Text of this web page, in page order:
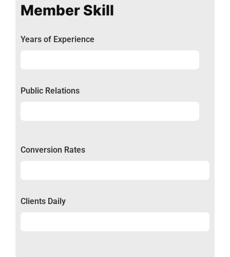
Member Skill
Years of Experience
Public Relations
Conversion Rates
Clients Daily